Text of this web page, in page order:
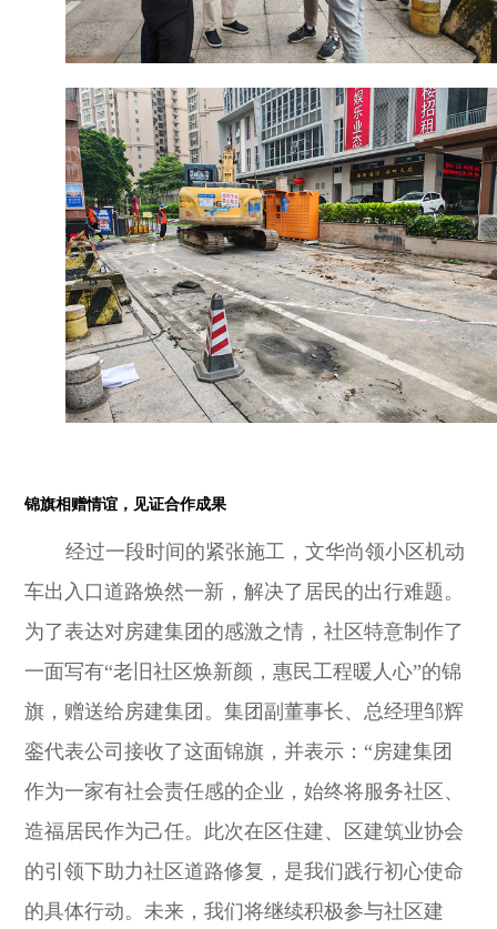
锦旗相赠情谊，见证合作成果
经过一段时间的紧张施工，文华尚领小区机动
车出入口道路焕然一新，解决了居民的出行难题。
为了表达对房建集团的感激之情，社区特意制作了
一面写有“老旧社区焕新颜，惠民工程暖人心”的锦
旗，赠送给房建集团。集团副董事长、总经理邹辉
銮代表公司接收了这面锦旗，并表示：“房建集团
作为一家有社会责任感的企业，始终将服务社区、
造福居民作为己任。此次在区住建、区建筑业协会
的引领下助力社区道路修复，是我们践行初心使命
的具体行动。未来，我们将继续积极参与社区建